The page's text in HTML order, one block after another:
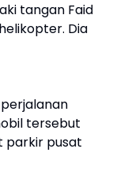
tangan Faid
Dia
tersebut
parkir pusat